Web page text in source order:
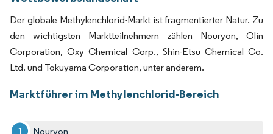
Der globale Methylenchlorid-Markt ist fragmentierter Natur. Zu
den wichtigsten Marktteilnehmern zählen Nouryon, Olin
Corporation, Oxy Chemical Corp., Shin-Etsu Chemical Co.
Ltd. und Tokuyama Corporation, unter anderem.
Marktführer im Methylenchlorid-Bereich
Nouryon